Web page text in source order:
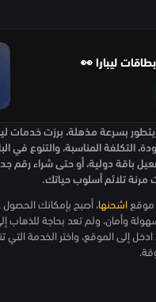
ليبارا 👀
بسرعة مذهلة، برزت خدمات
التكلفة المناسبة، والتنوع في
باقة دولية، أو حتى شراء رقم
مرنة تلائم أسلوب حياتك.
موقعاشحنها، أصبح بإمكانك
وأمان، ولم تعد بحاجة للذهاب
ادخل إلى الموقع، واختر الخدمة التي